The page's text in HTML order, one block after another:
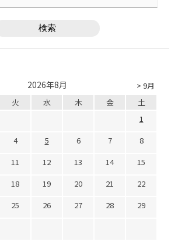
> 9月
2026年8月
火 水 木 金
土
1
4 5 6 7
8
11 12 13 14
15
18 19 20 21
22
25 26 27 28
29